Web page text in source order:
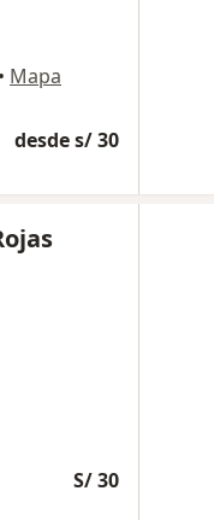
• Mapa
desde s/ 30
S/ 30